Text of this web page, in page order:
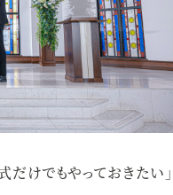
プライバシーポリシー
採用情報
だけでもやっておきたい」